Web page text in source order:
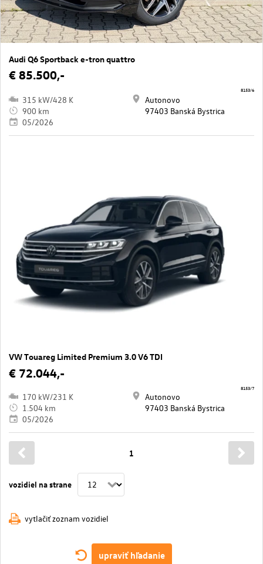
Audi Q6 Sportback e-tron quattro
€ 85.500,-
315 kW/428 K
900 km
05/2026
Autonovo
97403 Banská Bystrica
8153/6
VW Touareg Limited Premium 3.0 V6 TDI
€ 72.044,-
170 kW/231 K
1.504 km
05/2026
Autonovo
97403 Banská Bystrica
8153/7
vozidiel na strane
1
vytlačiť zoznam vozidiel
upraviť hľadanie